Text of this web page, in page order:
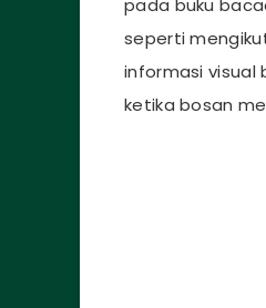
pada buku
seperti
informasi visual
ketika bosan